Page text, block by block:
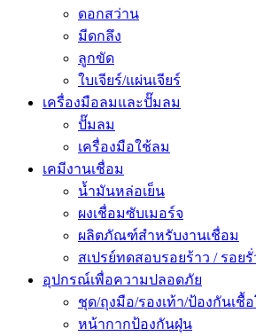
ดอกสว่าน
มีดกลึง
ลูกขัด
ใบเจียร์/แผ่นเจียร์
เครื่องมือลมและปั๊มลม
ปั๊มลม
เครื่องมือใช้ลม
เคมีงานเชื่อม
น้ำมันหล่อเย็น
ผงเชื่อมซับเมอร์จ
ผลิตภัณฑ์สำหรับงานเชื่อม
สเปรย์ทดสอบรอยร้าว / รอยรั่
อุปกรณ์เพื่อความปลอดภัย
ชุด/ถุงมือ/รองเท้า/ป้องกันเชื้
หน้ากากป้องกันฝุ่น